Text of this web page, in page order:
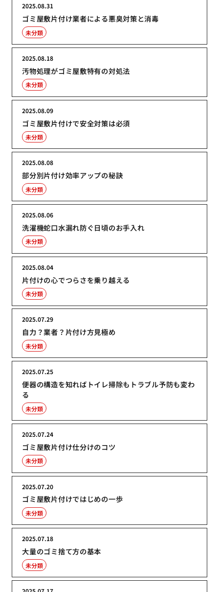
ゴミ屋敷片付け業者による悪臭対策と消毒
2025.08.31
未分類
汚物処理がゴミ屋敷特有の対処法
2025.08.18
未分類
ゴミ屋敷片付けで安全対策は必須
2025.08.09
未分類
部分別片付け効率アップの秘訣
2025.08.08
未分類
洗濯機蛇口水漏れ防ぐ日頃のお手入れ
2025.08.06
未分類
片付けの心でつらさを乗り越える
2025.08.04
未分類
自力？業者？片付け方見極め
2025.07.29
未分類
便器の構造を知ればトイレ掃除もトラブル予防も変わ
る
2025.07.25
未分類
ゴミ屋敷片付け仕分けのコツ
2025.07.24
未分類
ゴミ屋敷片付けではじめの一歩
2025.07.20
未分類
大量のゴミ捨て方の基本
2025.07.18
未分類